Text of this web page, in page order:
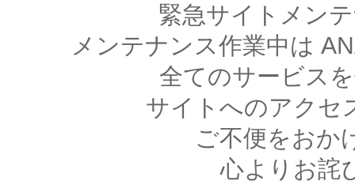
緊急サイトメン
メンテナンス作業中は
全てのサービス
サイトへのアクセ
ご不便をおか
心よりお詫